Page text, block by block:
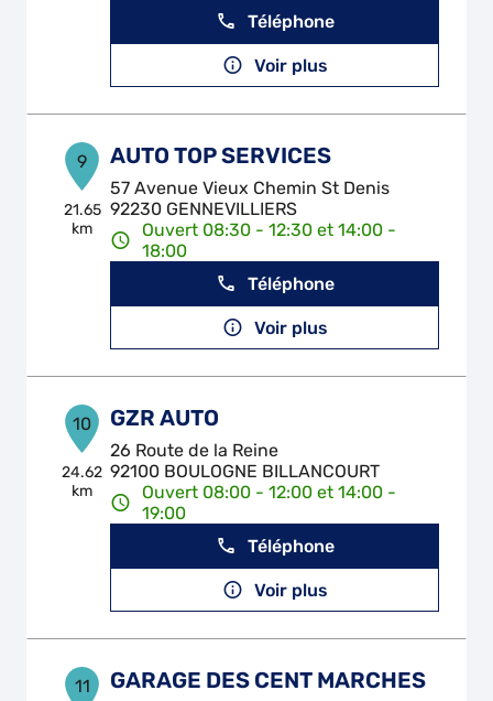
Téléphone
Voir plus
9
21.65
km
AUTO TOP SERVICES
57 Avenue Vieux Chemin St Denis
92230 GENNEVILLIERS
Ouvert 08:30 - 12:30 et 14:00 -
18:00
Téléphone
Voir plus
10
24.62
km
GZR AUTO
26 Route de la Reine
92100 BOULOGNE BILLANCOURT
Ouvert 08:00 - 12:00 et 14:00 -
19:00
Téléphone
Voir plus
11 GARAGE DES CENT MARCHES